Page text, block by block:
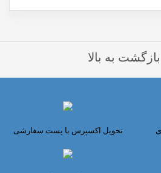
بازگشت به بالا
تحویل اکسپرس با پست سفارشی